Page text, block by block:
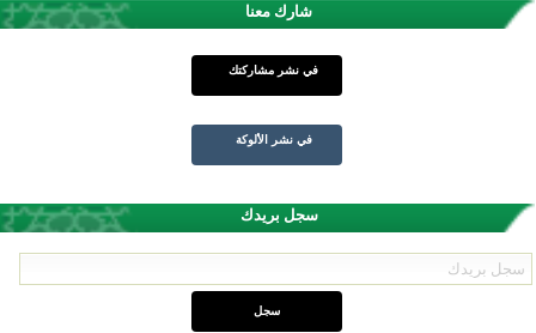
شارك معنا
في نشر مشاركتك
في نشر الألوكة
سجل بريدك